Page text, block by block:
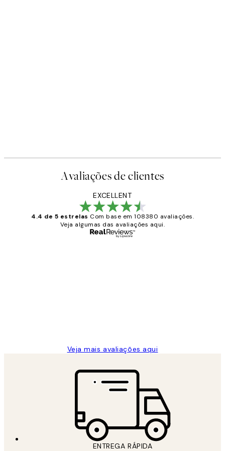
Avaliações de clientes
EXCELLENT
4.4 de 5 estrelas Com base em 108380 avaliações.
Veja algumas das avaliações aqui.
Veja mais avaliações aqui
ENTREGA RÁPIDA